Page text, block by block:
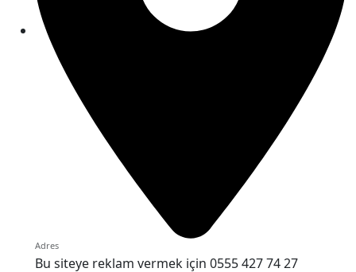
Adres
Bu siteye reklam vermek için 0555 427 74 27